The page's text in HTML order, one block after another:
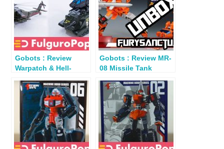
Gobots : Review
Warpatch & Hell-
Gobots : Review MR-
08 Missile Tank